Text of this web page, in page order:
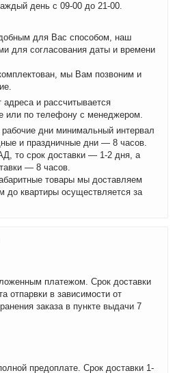
день с 09-00 до 21-00.
для Вас способом, наш
для согласования даты и времени
мы Вам позвоним и
адреса и рассчитывается
или по телефону с менеджером.
дни минимальный интервал
и праздничные дни — 8 часов.
то срок доставки — 1-2 дня, а
— 8 часов.
товары мы доставляем
до квартиры осуществляется за
платежом. Срок доставки
отпарвки в зависимости от
заказа в пункте выдачи 7
предоплате. Срок доставки 1-